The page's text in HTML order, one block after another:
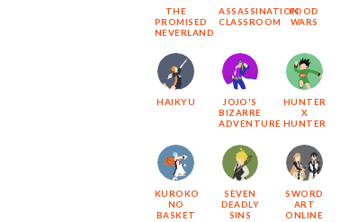
THE
PROMISED
NEVERLAND
ASSASSINATION
CLASSROOM
FOOD
WARS
HAIKYU
JOJO'S
BIZARRE
ADVENTURE
HUNTER
X
HUNTER
KUROKO
NO
BASKET
SEVEN
DEADLY
SINS
SWORD
ART
ONLINE